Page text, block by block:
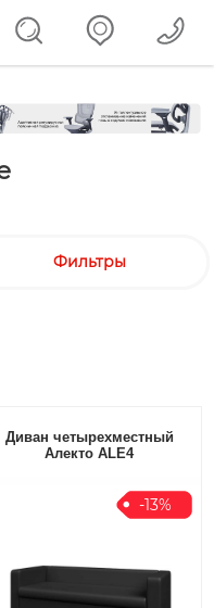
Фильтры
Диван четырехместный
Алекто ALE4
-13%